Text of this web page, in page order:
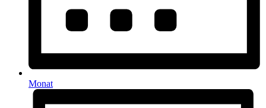
Monat